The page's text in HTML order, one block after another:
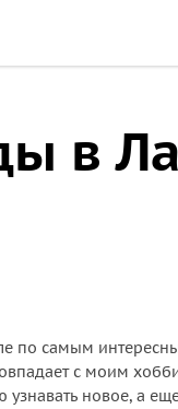
в
по самым
с моим
новое, а